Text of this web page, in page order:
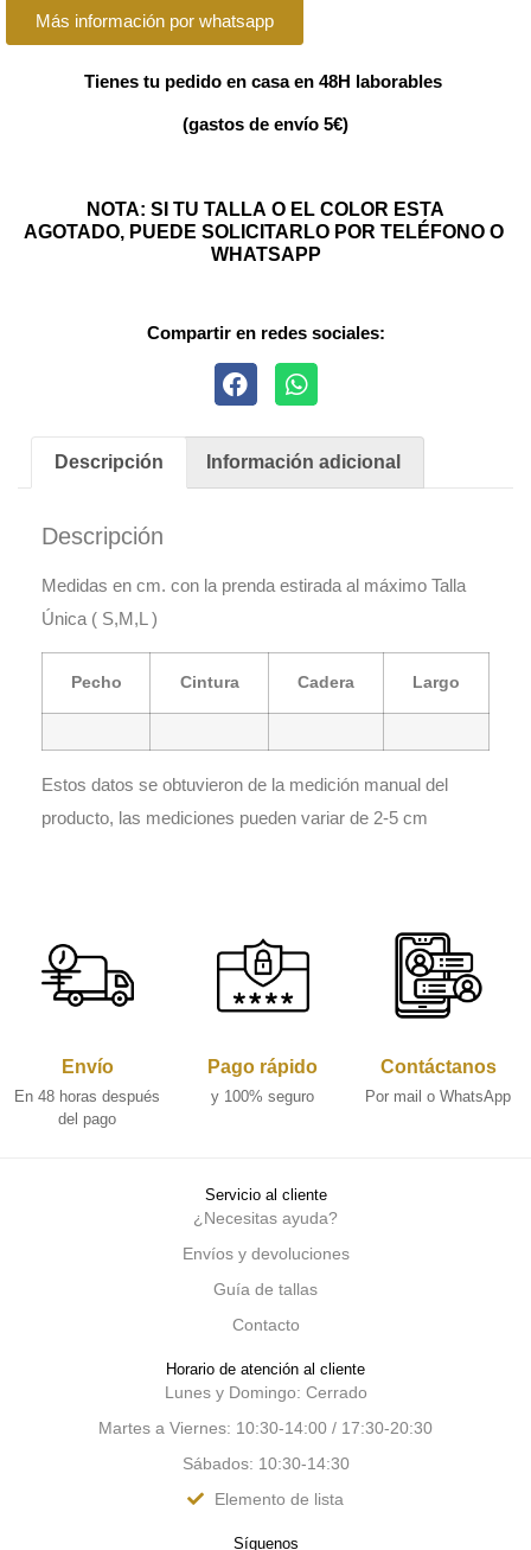
Más información por whatsapp
Tienes tu pedido en casa en 48H laborables
(gastos de envío 5€)
NOTA: SI TU TALLA O EL COLOR ESTA
AGOTADO, PUEDE SOLICITARLO POR TELÉFONO O
WHATSAPP
Compartir en redes sociales:
Descripción Información adicional
Descripción
Medidas en cm. con la prenda estirada al máximo Talla
Única ( S,M,L )
Pecho Cintura Cadera Largo
Estos datos se obtuvieron de la medición manual del
producto, las mediciones pueden variar de 2-5 cm
Envío
En 48 horas después
del pago
Pago rápido
y 100% seguro
Contáctanos
Por mail o WhatsApp
Servicio al cliente
¿Necesitas ayuda?
Envíos y devoluciones
Guía de tallas
Contacto
Horario de atención al cliente
Lunes y Domingo: Cerrado
Martes a Viernes: 10:30-14:00 / 17:30-20:30
Sábados: 10:30-14:30
Elemento de lista
Síguenos